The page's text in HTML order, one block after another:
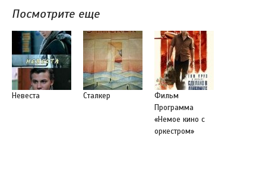
Посмотрите еще
Невеста Сталкер
Фильм
Программа
«Немое кино с
оркестром»